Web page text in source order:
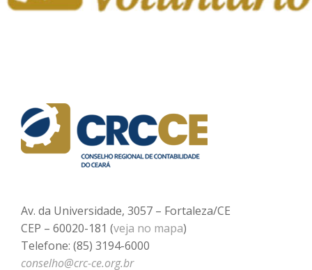
Av. da Universidade, 3057 – Fortaleza/CE
CEP – 60020-181 (veja no mapa)
Telefone: (85) 3194-6000
conselho@crc-ce.org.br